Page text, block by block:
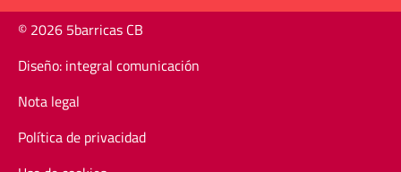
© 2026 5barricas CB
Diseño: integral comunicación
Nota legal
Política de privacidad